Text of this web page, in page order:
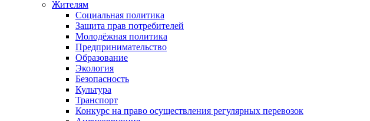
Жителям
Социальная политика
Защита прав потребителей
Молодёжная политика
Предпринимательство
Образование
Экология
Безопасность
Культура
Транспорт
Конкурс на право осуществления регулярных перевозок